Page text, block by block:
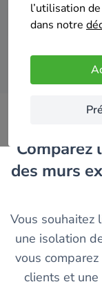
l’utilisation
dans notre
Comparez les entreprises d'isolation
des murs
Vous souhaitez
une isolation
vous
clients et